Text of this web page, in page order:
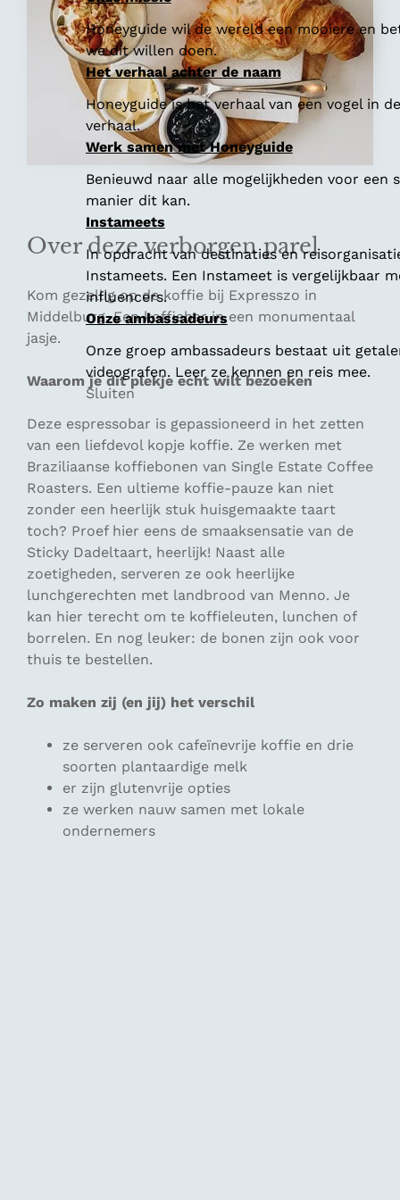
Honeyguide wil de wereld een mooiere en
we dit willen doen.
Het verhaal achter de naam
Honeyguide is het verhaal van een vogel in
verhaal.
Werk samen met Honeyguide
Benieuwd naar alle mogelijkheden voor een
manier dit kan.
Instameets
In opdracht van destinaties en
Instameets. Een Instameet is vergelijkbaar
influencers.
Onze ambassadeurs
Onze groep ambassadeurs bestaat uit
videografen. Leer ze kennen en reis mee.
Sluiten
Over deze verborgen parel
Kom gezellig op de koffie bij Expresszo in
Middelburg. Een koffiebar in een monumentaal
jasje.
Waarom je dit plekje echt wilt bezoeken
Deze espressobar is gepassioneerd in het zetten
van een liefdevol kopje koffie. Ze werken met
Braziliaanse koffiebonen van Single Estate Coffee
Roasters. Een ultieme koffie-pauze kan niet
zonder een heerlijk stuk huisgemaakte taart
toch? Proef hier eens de smaaksensatie van de
Sticky Dadeltaart, heerlijk! Naast alle
zoetigheden, serveren ze ook heerlijke
lunchgerechten met landbrood van Menno. Je
kan hier terecht om te koffieleuten, lunchen of
borrelen. En nog leuker: de bonen zijn ook voor
thuis te bestellen.
Zo maken zij (en jij) het verschil
ze serveren ook cafeïnevrije koffie en drie
soorten plantaardige melk
er zijn glutenvrije opties
ze werken nauw samen met lokale
ondernemers